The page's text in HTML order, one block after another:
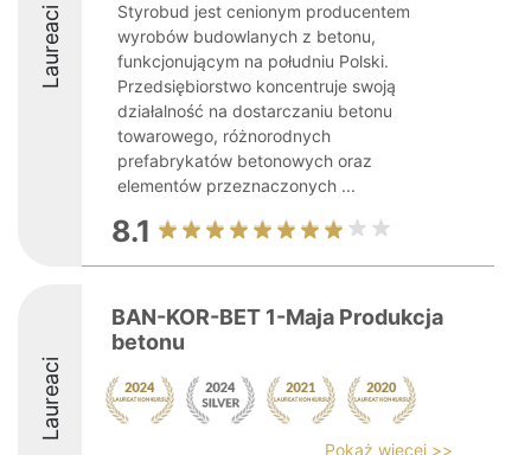
Laureaci
Styrobud jest cenionym producentem
wyrobów budowlanych z betonu,
funkcjonującym na południu Polski.
Przedsiębiorstwo koncentruje swoją
działalność na dostarczaniu betonu
towarowego, różnorodnych
prefabrykatów betonowych oraz
elementów przeznaczonych ...
8.1
Laureaci
BAN-KOR-BET 1-Maja Produkcja
betonu
Pokaż więcej >>